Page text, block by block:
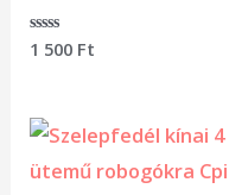
Értékelés:
0
1 500 Ft